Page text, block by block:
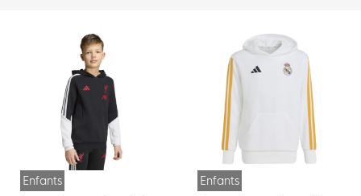
Enfants
Enfants